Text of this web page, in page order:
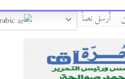
أرسل نصاً Arabic